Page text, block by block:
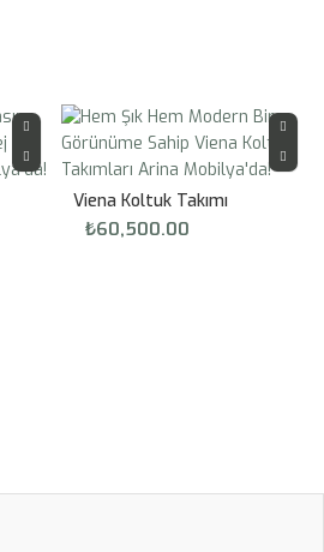
Viena Koltuk Takımı
₺60,500.00